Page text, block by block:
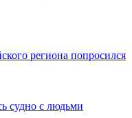
региона попросился
судно с людьми